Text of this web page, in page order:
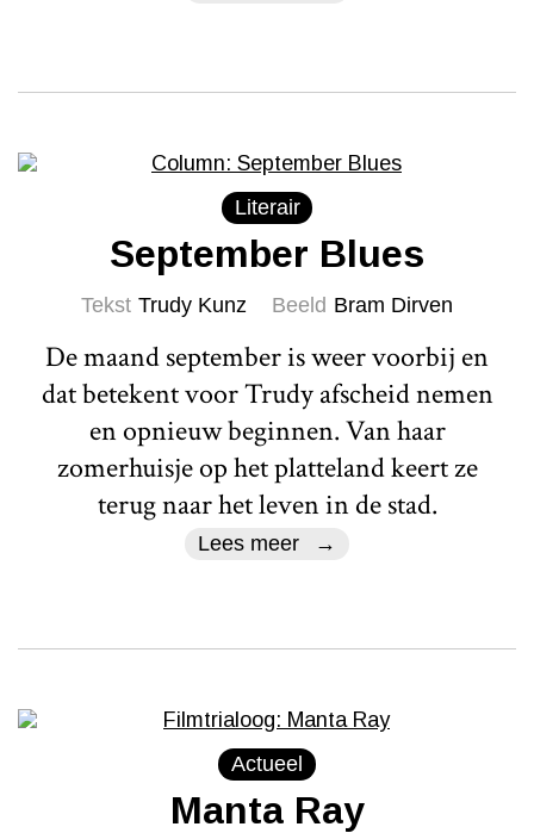
Literair
September Blues
Tekst Trudy Kunz Beeld Bram Dirven
De maand september is weer voorbij en
dat betekent voor Trudy afscheid nemen
en opnieuw beginnen. Van haar
zomerhuisje op het platteland keert ze
terug naar het leven in de stad.
Lees meer
Actueel
Manta Ray